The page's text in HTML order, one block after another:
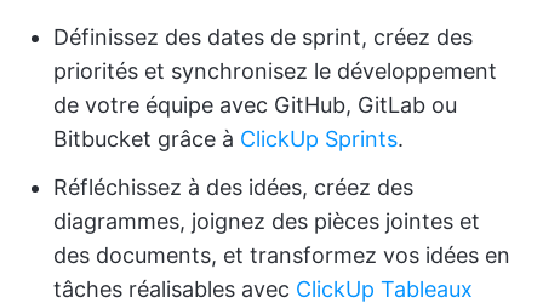
Définissez des dates de sprint, créez des
priorités et synchronisez le développement
de votre équipe avec GitHub, GitLab ou
Bitbucket grâce à ClickUp Sprints.
Réfléchissez à des idées, créez des
diagrammes, joignez des pièces jointes et
des documents, et transformez vos idées en
tâches réalisables avec ClickUp Tableaux